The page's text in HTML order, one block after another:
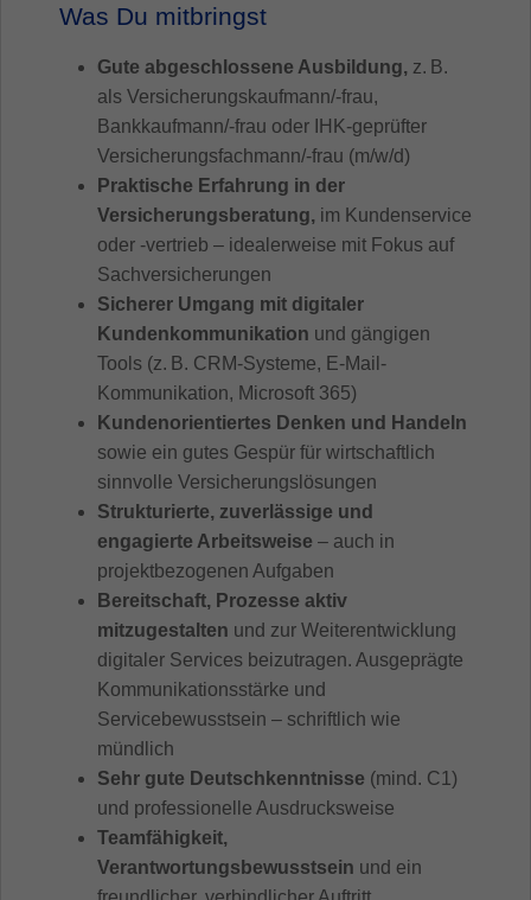
Was Du mitbringst
Gute abgeschlossene Ausbildung, z. B.
als Versicherungskaufmann/-frau,
Bankkaufmann/-frau oder IHK-geprüfter
Versicherungsfachmann/-frau (m/w/d)
Praktische Erfahrung in der
Versicherungsberatung, im Kundenservice
oder -vertrieb – idealerweise mit Fokus auf
Sachversicherungen
Sicherer Umgang mit digitaler
Kundenkommunikation und gängigen
Tools (z. B. CRM-Systeme, E-Mail-
Kommunikation, Microsoft 365)
Kundenorientiertes Denken und Handeln
sowie ein gutes Gespür für wirtschaftlich
sinnvolle Versicherungslösungen
Strukturierte, zuverlässige und
engagierte Arbeitsweise – auch in
projektbezogenen Aufgaben
Bereitschaft, Prozesse aktiv
mitzugestalten und zur Weiterentwicklung
digitaler Services beizutragen. Ausgeprägte
Kommunikationsstärke und
Servicebewusstsein – schriftlich wie
mündlich
Sehr gute Deutschkenntnisse (mind. C1)
und professionelle Ausdrucksweise
Teamfähigkeit,
Verantwortungsbewusstsein und ein